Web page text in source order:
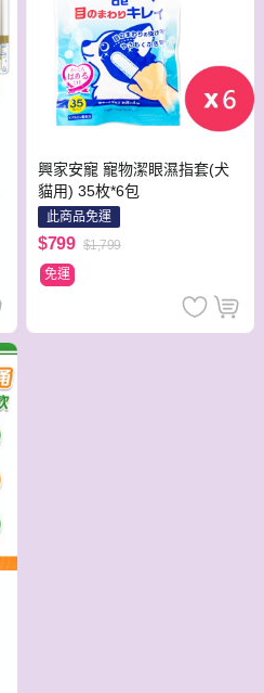
興家安寵 寵物潔眼濕指套(犬
貓用) 35枚*6包
此商品免運
$799 $1,799
免運